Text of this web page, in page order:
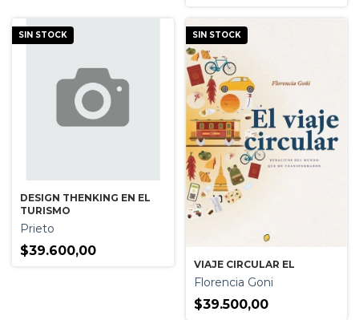
SIN STOCK
DESIGN THENKING EN EL
TURISMO
Prieto
$39.600,00
SIN STOCK
VIAJE CIRCULAR EL
Florencia Goni
$39.500,00